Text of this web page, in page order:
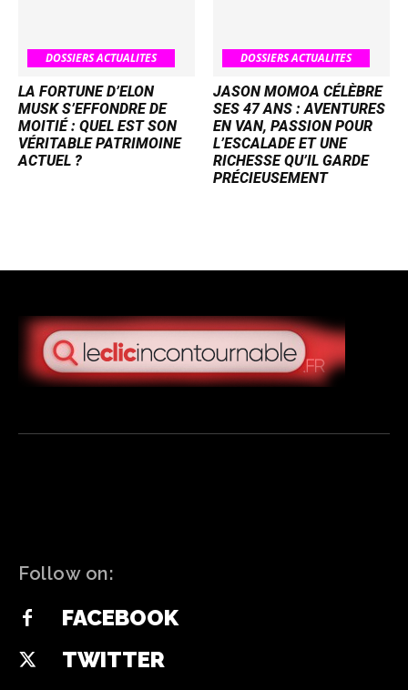
DOSSIERS ACTUALITES
LA FORTUNE D’ELON
MUSK S’EFFONDRE DE
MOITIÉ : QUEL EST SON
VÉRITABLE PATRIMOINE
ACTUEL ?
DOSSIERS ACTUALITES
JASON MOMOA CÉLÈBRE
SES 47 ANS : AVENTURES
EN VAN, PASSION POUR
L’ESCALADE ET UNE
RICHESSE QU’IL GARDE
PRÉCIEUSEMENT
Follow on:
FACEBOOK
TWITTER